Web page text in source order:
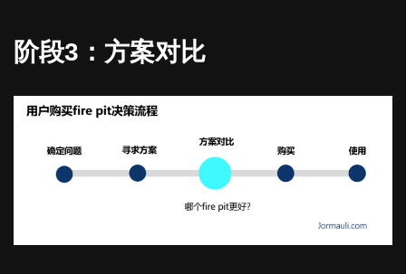
阶段3：方案对比